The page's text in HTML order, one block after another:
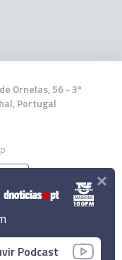
Ornelas, 56 - 3º
Portugal
Lda.
Podcast
×